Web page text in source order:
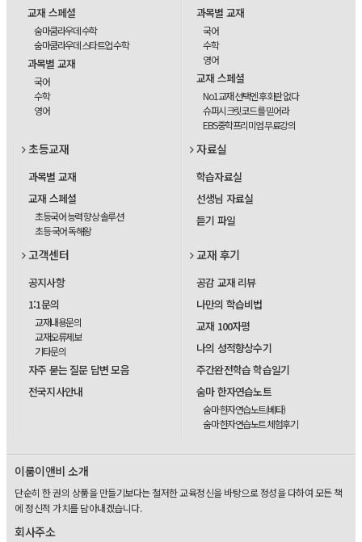
교재 스페셜
숨마쿰라우데 수학
숨마쿰라우데 스타트업 수학
과목별 교재
국어
수학
영어
과목별 교재
국어
수학
영어
교재 스페셜
No1교재 선택엔 후회란 없다
슈퍼시크릿코드를 믿어라
EBS중학프리미엄 무료강의
초등교재
과목별 교재
교재 스페셜
초등국어 능력 향상 솔루션
초등 국어 독해왕
자료실
학습자료실
선생님 자료실
듣기 파일
고객센터
공지사항
1:1문의
교재내용문의
교재오류제보
기타문의
자주 묻는 질문 답변 모음
전국지사안내
교재 후기
공감 교재 리뷰
나만의 학습비법
교재 100자평
나의 성적향상수기
주간완전학습 학습일기
숨마 한자연습노트
숨마 한자연습노트(베타)
숨마 한자연습노트 체험후기
이룸이앤비 소개
단순히 한 권의 상품을 만들기보다는 철저한 교육정신을 바탕으로 정성을 다하여 모든 책
에 정신적 가치를 담아내겠습니다.
회사주소